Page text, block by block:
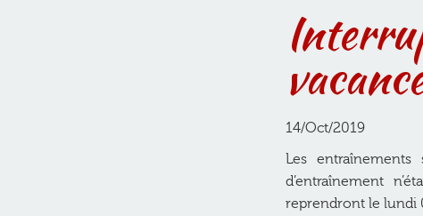
14/Oct/2019
Les
d’entraînement
reprendront le lundi